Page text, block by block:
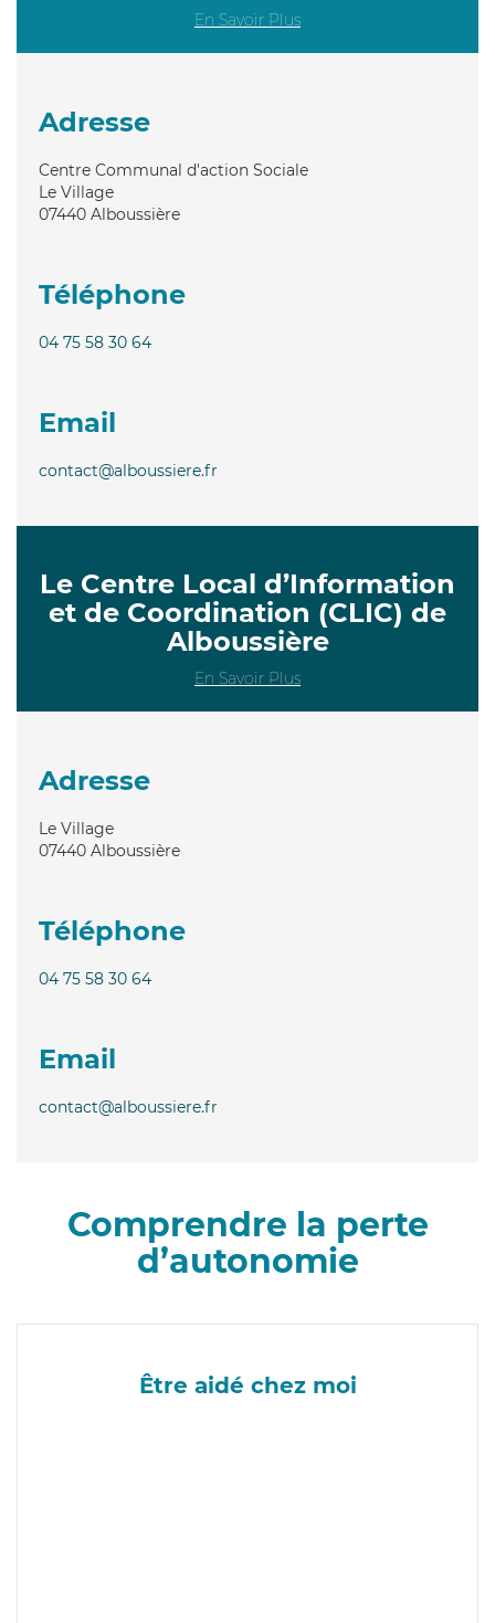
En Savoir Plus
Adresse
Centre Communal d'action Sociale
Le Village
07440 Alboussière
Téléphone
04 75 58 30 64
Email
contact@alboussiere.fr
Le Centre Local d’Information
et de Coordination (CLIC) de
Alboussière
En Savoir Plus
Adresse
Le Village
07440 Alboussière
Téléphone
04 75 58 30 64
Email
contact@alboussiere.fr
Comprendre la perte
d’autonomie
Être aidé chez moi